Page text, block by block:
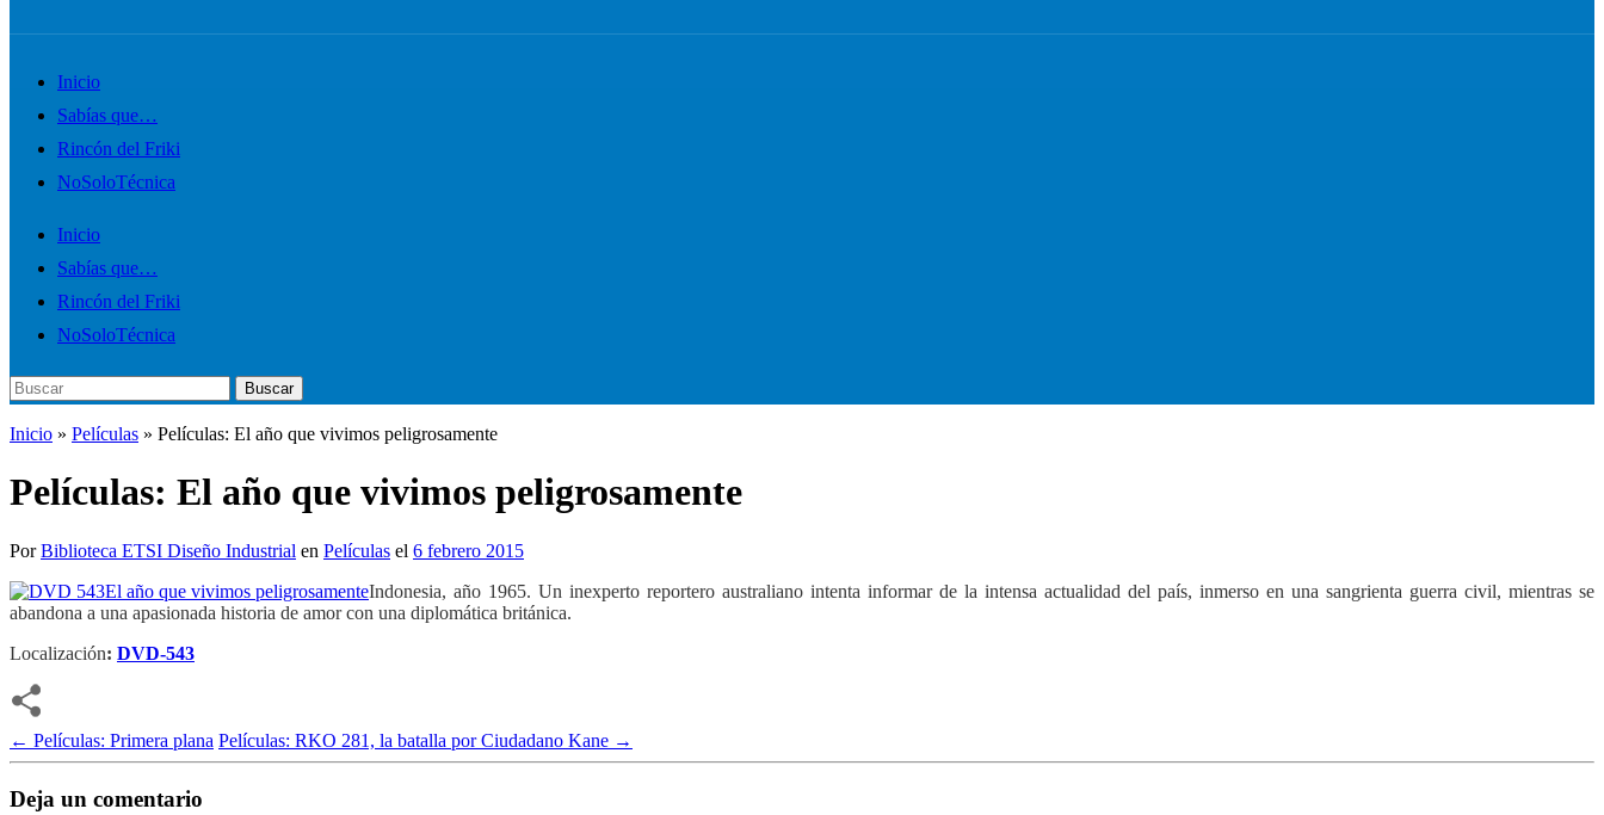
Alternar
menú
móvil
Inicio
Sabías que…
Rincón del Friki
NoSoloTécnica
Inicio
Sabías que…
Rincón del Friki
NoSoloTécnica
Buscar: Buscar
Inicio » Películas » Películas: El año que vivimos peligrosamente
Películas: El año que vivimos peligrosamente
PorBiblioteca ETSI Diseño Industrial en Películas el 6 febrero 2015
Indonesia, año 1965. Un inexperto reportero australiano intenta informar de la intensa actualidad del país, inmerso en una sangrienta guerra civil, mientras se
abandona a una apasionada historia de amor con una diplomática británica.
Localización: DVD-543
← Películas: Primera plana Películas: RKO 281, la batalla por Ciudadano Kane →
Deja un comentario